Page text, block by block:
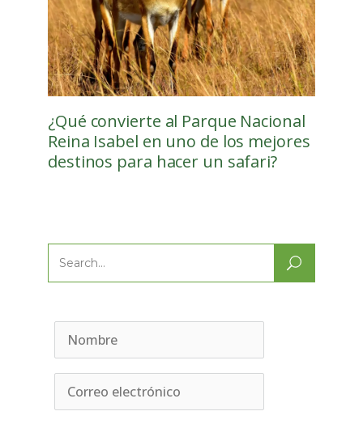
¿Qué convierte al Parque Nacional
Reina Isabel en uno de los mejores
destinos para hacer un safari?
Search
for: